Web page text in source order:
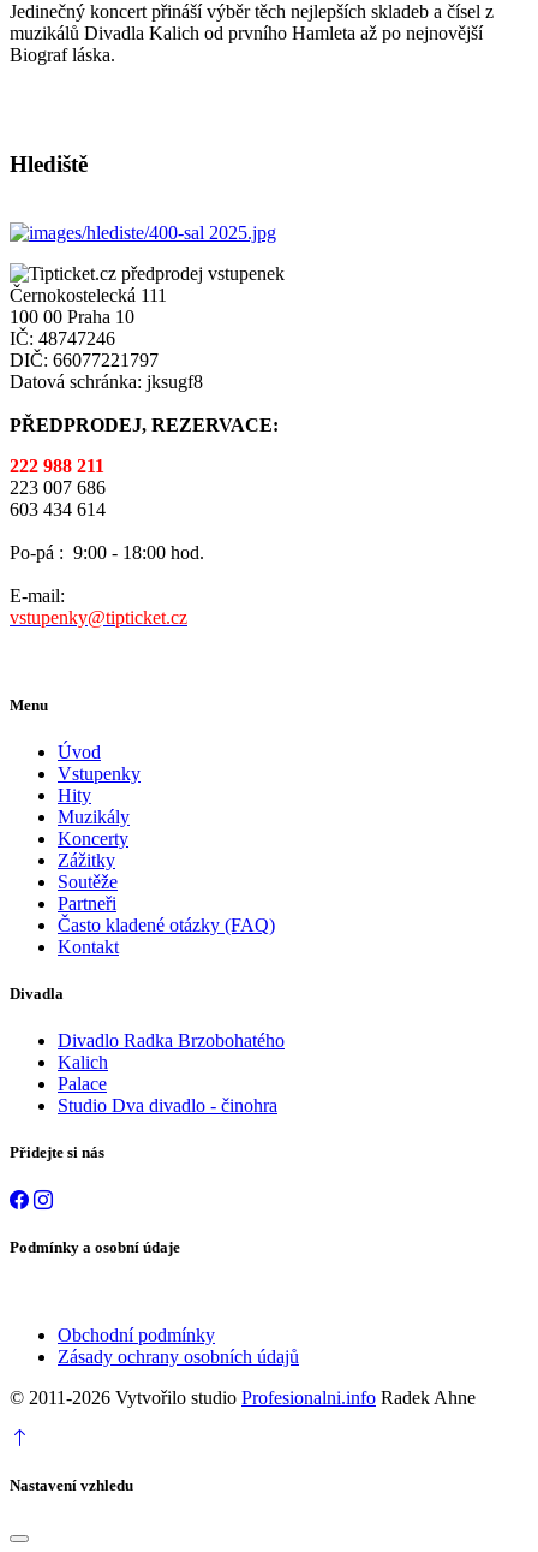
Jedinečný koncert přináší výběr těch nejlepších skladeb a čísel z
muzikálů Divadla Kalich od prvního Hamleta až po nejnovější
Biograf láska.
Hlediště
Černokostelecká 111
100 00 Praha 10
IČ: 48747246
DIČ: 66077221797
Datová schránka: jksugf8
PŘEDPRODEJ, REZERVACE:
222 988 211
223 007 686
603 434 614
Po-pá : 9:00 - 18:00 hod.
E-mail:
vstupenky@tipticket.cz
Menu
Úvod
Vstupenky
Hity
Muzikály
Koncerty
Zážitky
Soutěže
Partneři
Často kladené otázky (FAQ)
Kontakt
Divadla
Divadlo Radka Brzobohatého
Kalich
Palace
Studio Dva divadlo - činohra
Přidejte si nás
Podmínky a osobní údaje
Obchodní podmínky
Zásady ochrany osobních údajů
© 2011-2026 Vytvořilo studio Profesionalni.info Radek Ahne
Nastavení vzhledu